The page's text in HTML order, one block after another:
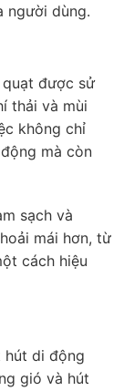
người dùng.
quạt được sử
thải và mùi
không chỉ
mà còn
sạch và
mái hơn, từ
cách hiệu
hút di động
gió và hút